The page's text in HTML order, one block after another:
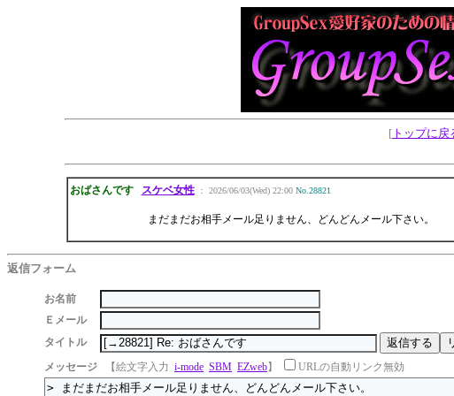
[ トップに戻
おばさんです スケベ女性： 2026/06/03(Wed) 22:00 No.28821
まだまだお相手メール足りません、どんどんメール下さい。
返信フォーム
お名前
Ｅメール
タイトル
メッセージ
【絵文字入力 i-mode SBM EZweb】 URLの自動リンク無効